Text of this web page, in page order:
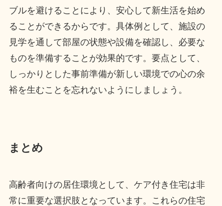
ブルを避けることにより、安心して新生活を始め
ることができるからです。具体例として、施設の
見学を通して部屋の状態や設備を確認し、必要な
ものを準備することが効果的です。要点として、
しっかりとした事前準備が新しい環境での心の余
裕を生むことを忘れないようにしましょう。
まとめ
高齢者向けの居住環境として、ケア付き住宅は非
常に重要な選択肢となっています。これらの住宅